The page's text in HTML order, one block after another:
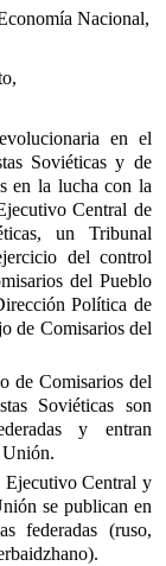
Nacional,
en el
Soviéticas y de
en la lucha con la
Central de
un Tribunal
del control
del Pueblo
Política de
de Comisarios del
de Comisarios del
Soviéticas son
y entran
Unión.
Ejecutivo Central y
se publican en
federadas (ruso,